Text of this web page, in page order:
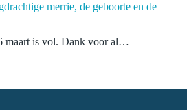
merrie, de geboorte en de
maart is vol. Dank voor al…